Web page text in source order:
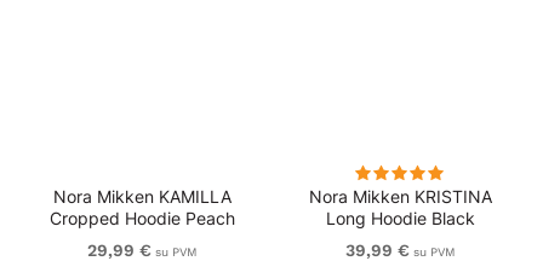
Nora Mikken KAMILLA
Cropped Hoodie Peach
Whip
29,99 € su PVM
Nora Mikken KRISTINA
Long Hoodie Black
39,99 € su PVM